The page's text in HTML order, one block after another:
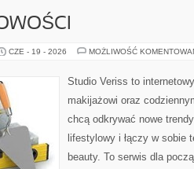
CZE - 19 - 2026 MOŻLIWOŚĆ
Studio Veriss to
makijażowi oraz
chcą odkrywać nowe
lifestylowy i łączy w sobie
beauty. To serwis dla